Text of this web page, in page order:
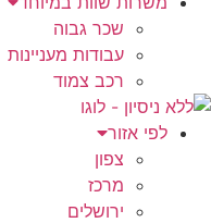
שכר גבוה
עבודות מעניינות
רכב צמוד
לפי אזור
צפון
מרכז
ירושלים